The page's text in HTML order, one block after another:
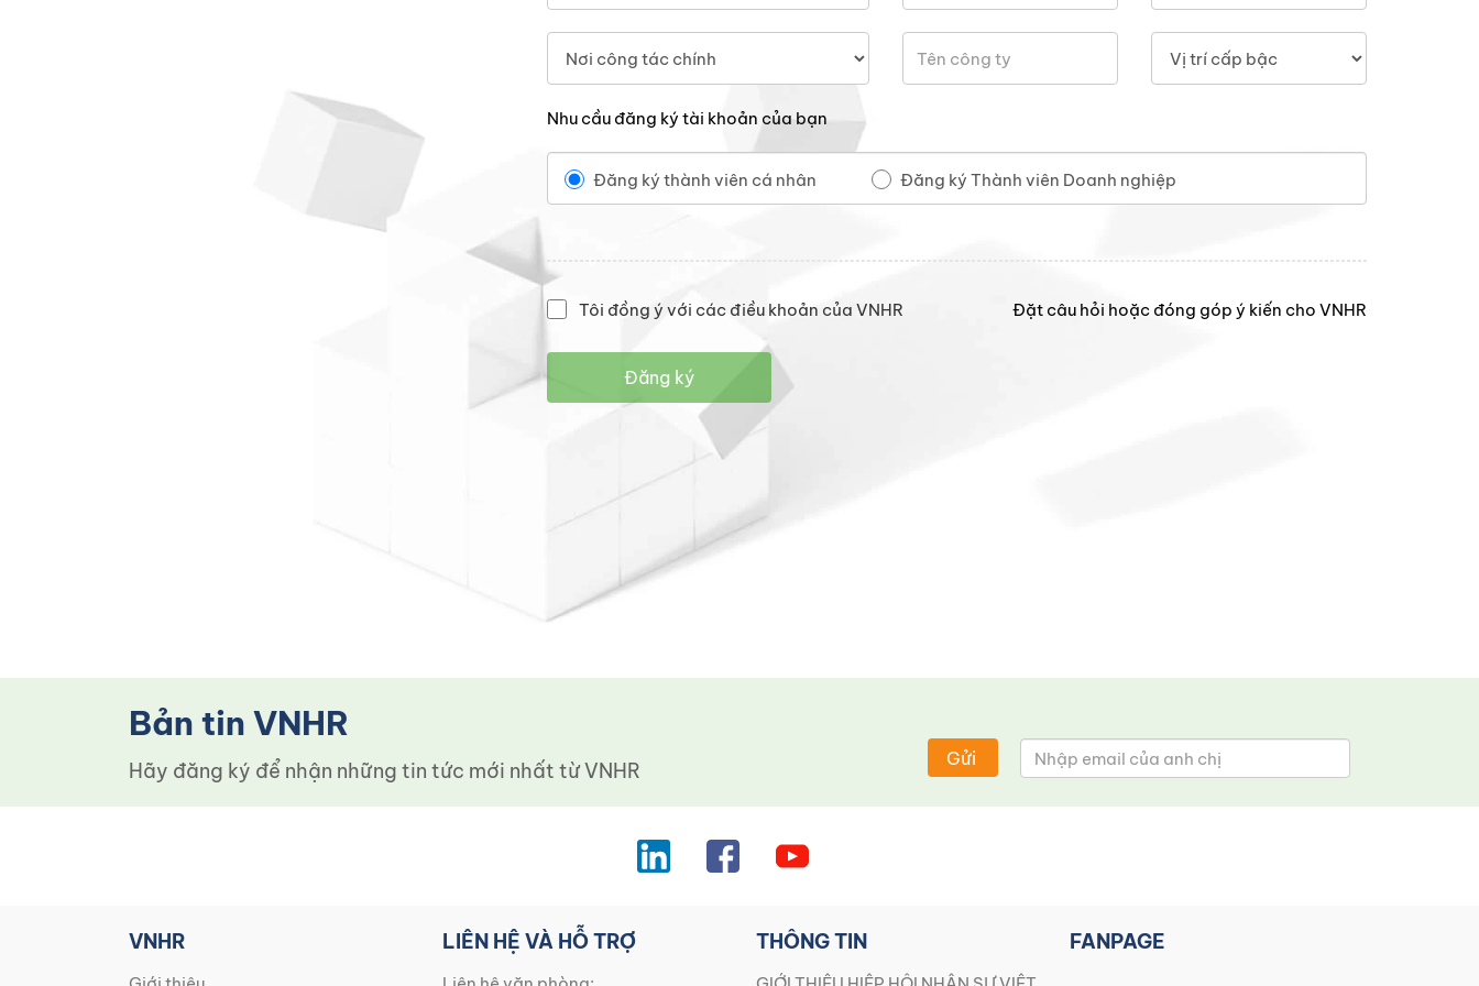
Nhu cầu đăng ký tài khoản của bạn
Đăng ký thành viên cá nhân Đăng ký Thành viên Doanh nghiệp
Tôi đồng ý với các điều khoản của VNHR Đặt câu hỏi hoặc đóng góp ý kiến cho VNHR
Đăng ký
Bản tin VNHR
Hãy đăng ký để nhận những tin tức mới nhất từ ​​VNHR Gửi
VNHR LIÊN HỆ VÀ HỖ TRỢ THÔNG TIN FANPAGE